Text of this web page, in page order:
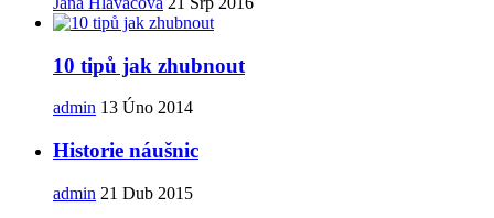
10 tipů jak zhubnout
admin 13 Úno 2014
Historie náušnic
admin 21 Dub 2015